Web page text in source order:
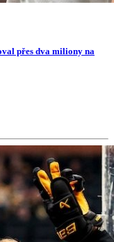
přes dva miliony na